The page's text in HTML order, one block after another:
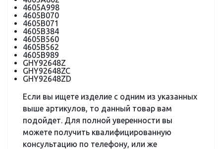
4605A998
4605B070
4605B071
4605B384
4605B560
4605B562
4605B989
GHY92648Z
GHY92648ZC
GHY92648ZD
Если вы ищете изделие с одним из указанных
выше артикулов, то данный товар вам
подойдет. Для полной уверенности вы
можете получить квалифицированную
консультацию по телефону, или же